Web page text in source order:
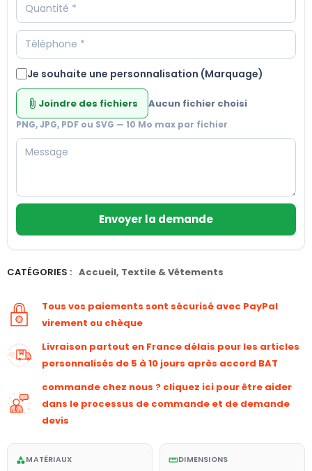
Je souhaite une personnalisation (Marquage)
attach_file Joindre des fichiers Aucun fichier choisi
PNG, JPG, PDF ou SVG — 10 Mo max par fichier
Envoyer la demande
CATÉGORIES : Accueil, Textile & Vêtements
Tous vos paiements sont sécurisé avec PayPal
virement ou chèque
Livraison partout en France délais pour les articles
personnalisés de 5 à 10 jours après accord BAT
commande chez nous ? cliquez ici pour être aider
dans le processus de commande et de demande
devis
categoryMATÉRIAUX straightenDIMENSIONS